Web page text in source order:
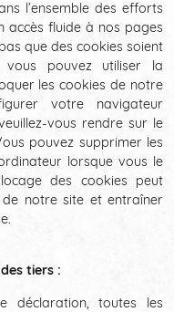
l’ensemble des efforts
fluide à nos pages
que des cookies soient
pouvez utiliser la
les cookies de notre
votre navigateur
vous rendre sur le
pouvez supprimer les
lorsque vous le
des cookies peut
de notre site et entraîner
tiers :
déclaration, toutes les